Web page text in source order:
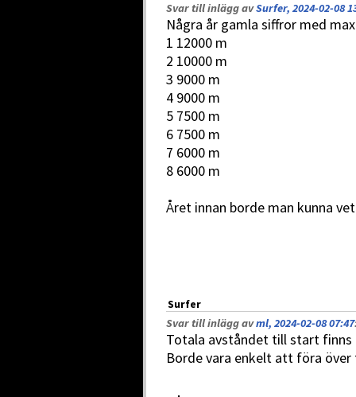
Svar till inlägg avSurfer, 2024-02-08
Några år gamla siffror med
1 12000 m
2 10000 m
3 9000 m
4 9000 m
5 7500 m
6 7500 m
7 6000 m
8 6000 m
Året innan borde man kunna
Surfer
Svar till inlägg avml, 2024-02-08 07:47
Totala avståndet till start finns
Borde vara enkelt att föra över